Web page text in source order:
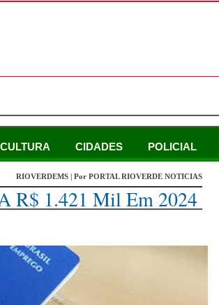
CULTURA CIDADES POLICIAL
RIOVERDEMS | Por PORTAL RIOVERDE NOTICIAS
R$ 1.421 Mil Em 2024